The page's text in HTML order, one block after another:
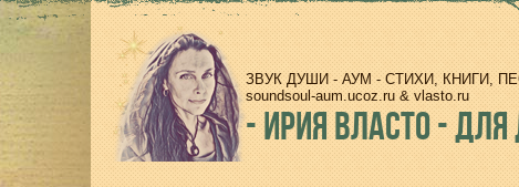
ЗВУК ДУШИ - АУМ - СТИХИ, КНИГИ,
soundsoul-aum.ucoz.ru & vlasto.ru
-ИРИЯ ВЛАСТО -